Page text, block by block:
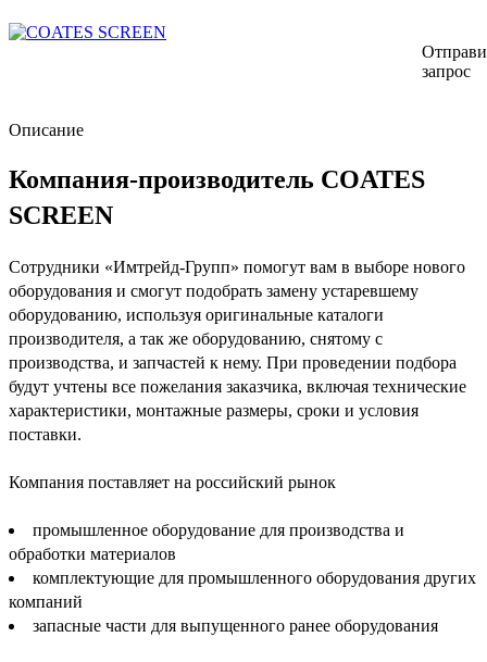
запрос
Описание
Компания-производитель COATES
SCREEN
Сотрудники «Имтрейд-Групп» помогут вам в выборе нового
оборудования и смогут подобрать замену устаревшему
оборудованию, используя оригинальные каталоги
производителя, а так же оборудованию, снятому с
производства, и запчастей к нему. При проведении подбора
будут учтены все пожелания заказчика, включая технические
характеристики, монтажные размеры, сроки и условия
поставки.
Компания поставляет на российский рынок
промышленное оборудование для производства и
обработки материалов
комплектующие для промышленного оборудования других
компаний
запасные части для выпущенного ранее оборудования